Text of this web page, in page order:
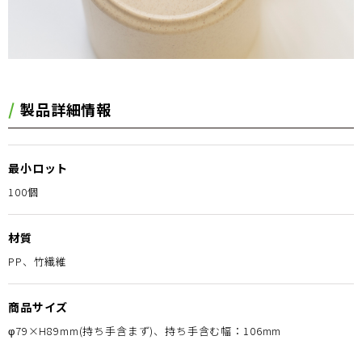
製品詳細情報
最小ロット
100個
材質
PP、竹繊維
商品サイズ
φ79×H89mm(持ち手含まず)、持ち手含む幅：106mm